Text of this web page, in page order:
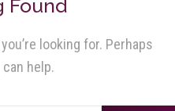
Found
looking for. Perhaps
help.